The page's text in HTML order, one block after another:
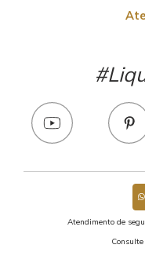
Atendimento de
Consulte